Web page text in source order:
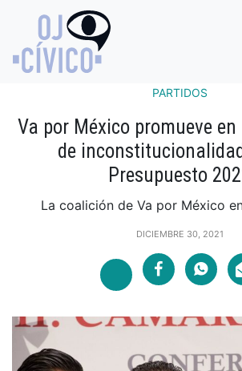
PARTIDOS
Va por México promueve
de
Presupuesto
La coalición de Va por México
DICIEMBRE 30, 2021